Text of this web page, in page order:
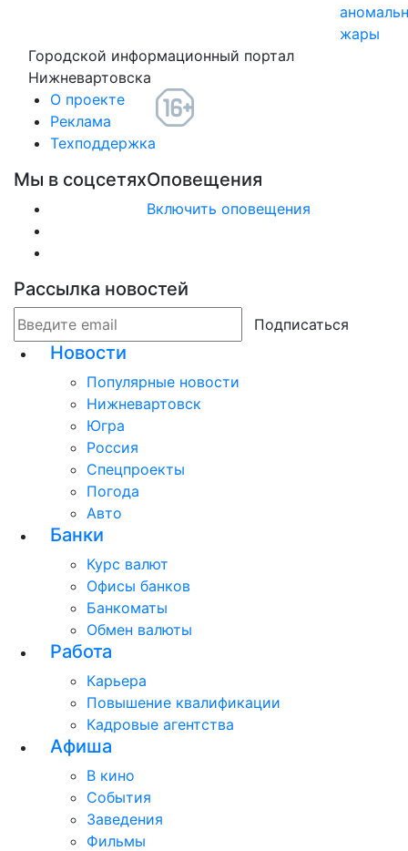
жары
Городской информационный портал
Нижневартовска
О проекте
Реклама
Техподдержка
Мы в соцсетяхОповещения
Включить оповещения
Рассылка новостей
Подписаться
Новости
Популярные новости
Нижневартовск
Югра
Россия
Спецпроекты
Погода
Авто
Банки
Курс валют
Офисы банков
Банкоматы
Обмен валюты
Работа
Карьера
Повышение квалификации
Кадровые агентства
Афиша
В кино
События
Заведения
Фильмы